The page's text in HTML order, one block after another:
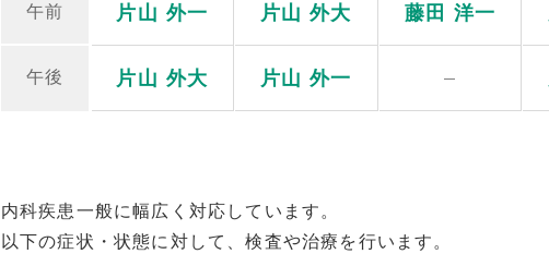
午前 片山 外一 片山 外大 藤田 洋一
午後 片山 外大 片山 外一
内科疾患一般に幅広く対応しています。
以下の症状・状態に対して、検査や治療を行います。